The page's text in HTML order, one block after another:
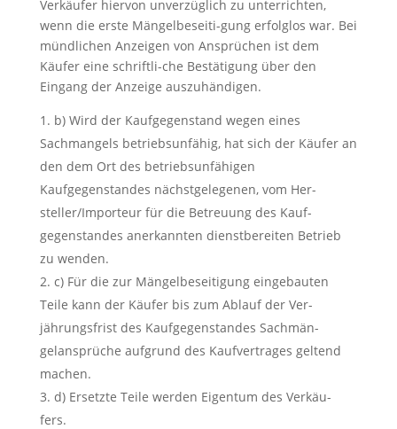
Verkäufer hiervon unverzüglich zu unterrichten,
wenn die erste Mängelbeseiti-gung erfolglos war. Bei
mündlichen Anzeigen von Ansprüchen ist dem
Käufer eine schriftli-che Bestätigung über den
Eingang der Anzeige auszuhändigen.
b) Wird der Kaufgegenstand wegen eines
Sachmangels betriebsunfähig, hat sich der Käufer an
den dem Ort des betriebsunfähigen
Kaufgegenstandes nächstgelegenen, vom Her-
steller/Importeur für die Betreuung des Kauf-
gegenstandes anerkannten dienstbereiten Betrieb
zu wenden.
c) Für die zur Mängelbeseitigung eingebauten
Teile kann der Käufer bis zum Ablauf der Ver-
jährungsfrist des Kaufgegenstandes Sachmän-
gelansprüche aufgrund des Kaufvertrages geltend
machen.
d) Ersetzte Teile werden Eigentum des Verkäu-
fers.